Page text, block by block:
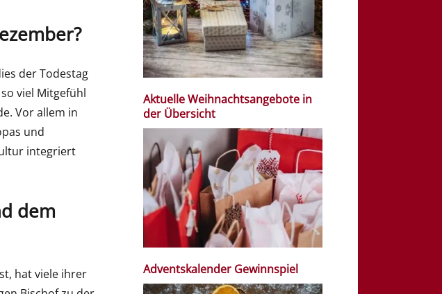
der Todestag
viel Mitgefühl
Vor allem in
und
integriert
dem
hat viele ihrer
Aktuelle Weihnachtsangebote in
der Übersicht
Adventskalender Gewinnspiel